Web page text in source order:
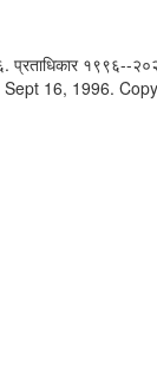
१९९६--
16, 1996.